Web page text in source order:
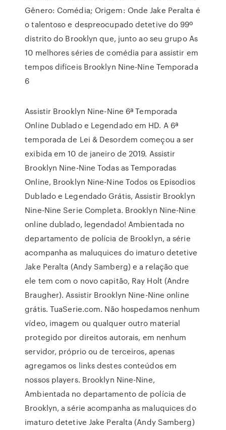
Gênero: Comédia; Origem: Onde Jake Peralta é
o talentoso e despreocupado detetive do 99º
distrito do Brooklyn que, junto ao seu grupo As
10 melhores séries de comédia para assistir em
tempos difíceis Brooklyn Nine-Nine Temporada
6
Assistir Brooklyn Nine-Nine 6ª Temporada
Online Dublado e Legendado em HD. A 6ª
temporada de Lei & Desordem começou a ser
exibida em 10 de janeiro de 2019. Assistir
Brooklyn Nine-Nine Todas as Temporadas
Online, Brooklyn Nine-Nine Todos os Episodios
Dublado e Legendado Grátis, Assistir Brooklyn
Nine-Nine Serie Completa. Brooklyn Nine-Nine
online dublado, legendado! Ambientada no
departamento de polícia de Brooklyn, a série
acompanha as maluquices do imaturo detetive
Jake Peralta (Andy Samberg) e a relação que
ele tem com o novo capitão, Ray Holt (Andre
Braugher). Assistir Brooklyn Nine-Nine online
grátis. TuaSerie.com. Não hospedamos nenhum
vídeo, imagem ou qualquer outro material
protegido por direitos autorais, em nenhum
servidor, próprio ou de terceiros, apenas
agregamos os links destes conteúdos em
nossos players. Brooklyn Nine-Nine,
Ambientada no departamento de polícia de
Brooklyn, a série acompanha as maluquices do
imaturo detetive Jake Peralta (Andy Samberg)